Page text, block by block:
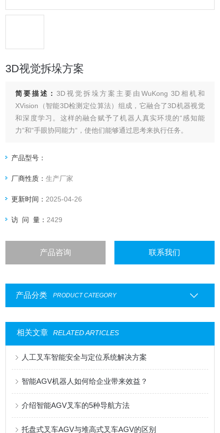
3D视觉拆垛方案
简要描述：3D视觉拆垛方案主要由WuKong 3D相机和
XVision（智能3D检测定位算法）组成，它融合了3D机器视觉
和深度学习。这样的融合赋予了机器人真实环境的“感知能
力“和“手眼协同能力“，使他们能够通过思考来执行任务。
产品型号：
厂商性质：生产厂家
更新时间： 2025-04-26
访 问 量： 2429
产品咨询 联系我们
产品分类 PRODUCT CATEGORY
相关文章 RELATED ARTICLES
人工叉车智能安全与定位系统解决方案
智能AGV机器人如何给企业带来效益？
介绍智能AGV叉车的5种导航方法
托盘式叉车AGV与堆高式叉车AGV的区别